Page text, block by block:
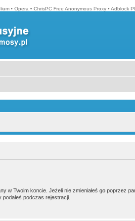
• Opera • ChrisPC Free Anonymous Proxy • Adblock
w Twoim koncie. Jeżeli nie zmieniałeś go poprzez
podczas rejestracji.